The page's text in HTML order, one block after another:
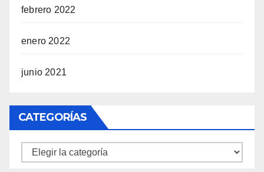
febrero 2022
enero 2022
junio 2021
CATEGORÍAS
Categorías